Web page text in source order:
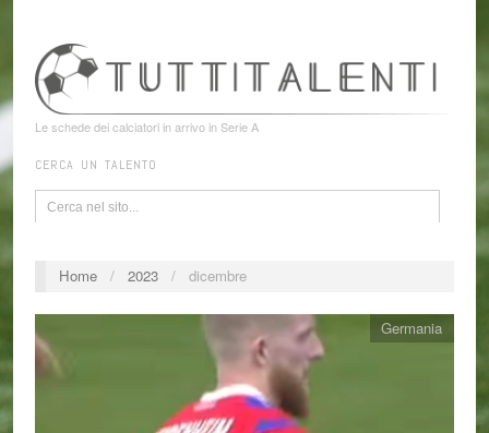
Le schede dei calciatori in arrivo in Serie A
CERCA UN TALENTO
Home / 2023 / dicembre
Germania